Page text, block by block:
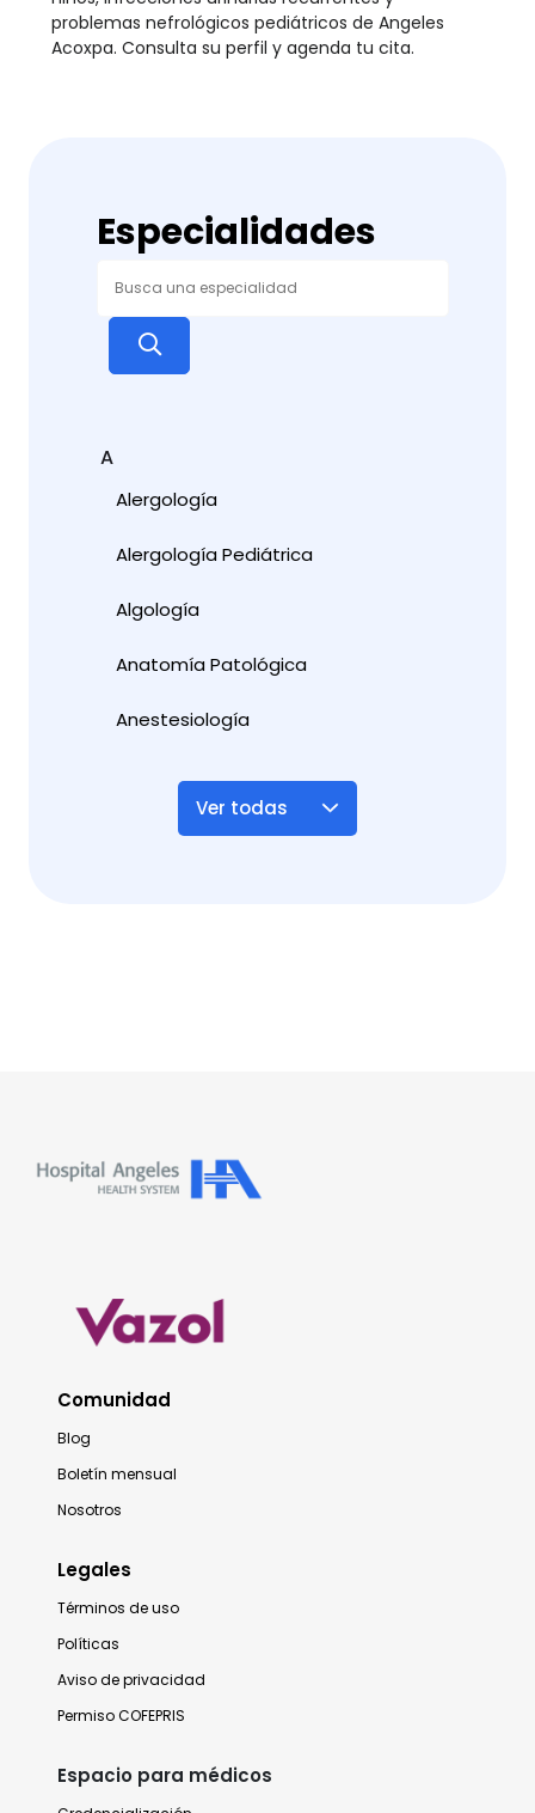
problemas nefrológicos pediátricos de Angeles
Acoxpa. Consulta su perfil y agenda tu cita.
Especialidades
A
Alergología
Alergología Pediátrica
Algología
Anatomía Patológica
Anestesiología
Ver todas
Comunidad
Blog
Boletín mensual
Nosotros
Legales
Términos de uso
Políticas
Aviso de privacidad
Permiso COFEPRIS
Espacio para médicos